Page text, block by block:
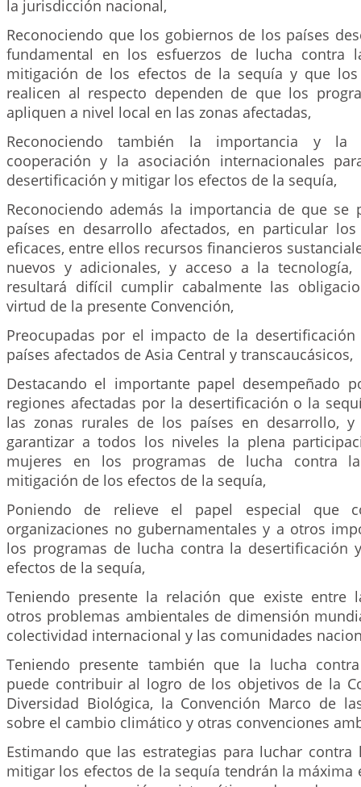
la jurisdicción nacional,
Reconociendo que los gobiernos de los países
fundamental en los esfuerzos de lucha contra
mitigación de los efectos de la sequía y que
realicen al respecto dependen de que los
apliquen a nivel local en las zonas afectadas,
Reconociendo también la importancia y la
cooperación y la asociación internacionales
desertificación y mitigar los efectos de la sequía,
Reconociendo además la importancia de que se
países en desarrollo afectados, en particular
eficaces, entre ellos recursos financieros
nuevos y adicionales, y acceso a la
resultará difícil cumplir cabalmente las
virtud de la presente Convención,
Preocupadas por el impacto de la
países afectados de Asia Central y transcaucásicos,
Destacando el importante papel desempeñado
regiones afectadas por la desertificación o la
las zonas rurales de los países en desarrollo,
garantizar a todos los niveles la plena
mujeres en los programas de lucha contra
mitigación de los efectos de la sequía,
Poniendo de relieve el papel especial que
organizaciones no gubernamentales y a otros
los programas de lucha contra la desertificación
efectos de la sequía,
Teniendo presente la relación que existe entre
otros problemas ambientales de dimensión
colectividad internacional y las comunidades
Teniendo presente también que la lucha
puede contribuir al logro de los objetivos de la
Diversidad Biológica, la Convención Marco de
sobre el cambio climático y otras convenciones
Estimando que las estrategias para luchar contra
mitigar los efectos de la sequía tendrán la máxima